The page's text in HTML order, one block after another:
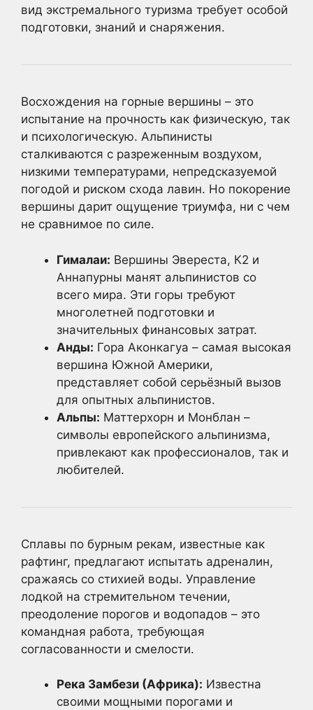
вид экстремального туризма требует особой
подготовки, знаний и снаряжения.
Восхождения на горные вершины – это
испытание на прочность как физическую, так
и психологическую. Альпинисты
сталкиваются с разреженным воздухом,
низкими температурами, непредсказуемой
погодой и риском схода лавин. Но покорение
вершины дарит ощущение триумфа, ни с чем
не сравнимое по силе.
Гималаи: Вершины Эвереста, К2 и
Аннапурны манят альпинистов со
всего мира. Эти горы требуют
многолетней подготовки и
значительных финансовых затрат.
Анды: Гора Аконкагуа – самая высокая
вершина Южной Америки,
представляет собой серьёзный вызов
для опытных альпинистов.
Альпы: Маттерхорн и Монблан –
символы европейского альпинизма,
привлекают как профессионалов, так и
любителей.
Сплавы по бурным рекам, известные как
рафтинг, предлагают испытать адреналин,
сражаясь со стихией воды. Управление
лодкой на стремительном течении,
преодоление порогов и водопадов – это
командная работа, требующая
согласованности и смелости.
Река Замбези (Африка): Известна
своими мощными порогами и